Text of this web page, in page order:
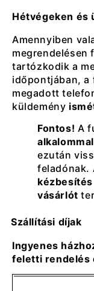
Hétvégeken és
Amennyiben
megrendelésen
tartózkodik a
időpontjában, a
megadott
küldemény
Fontos! A
alkalommal
ezután
feladónak.
kézbesítés
vásárlót
Szállítási díjak
Ingyenes
feletti rendelés